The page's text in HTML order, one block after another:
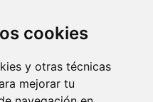
cookies
y otras técnicas
mejorar tu